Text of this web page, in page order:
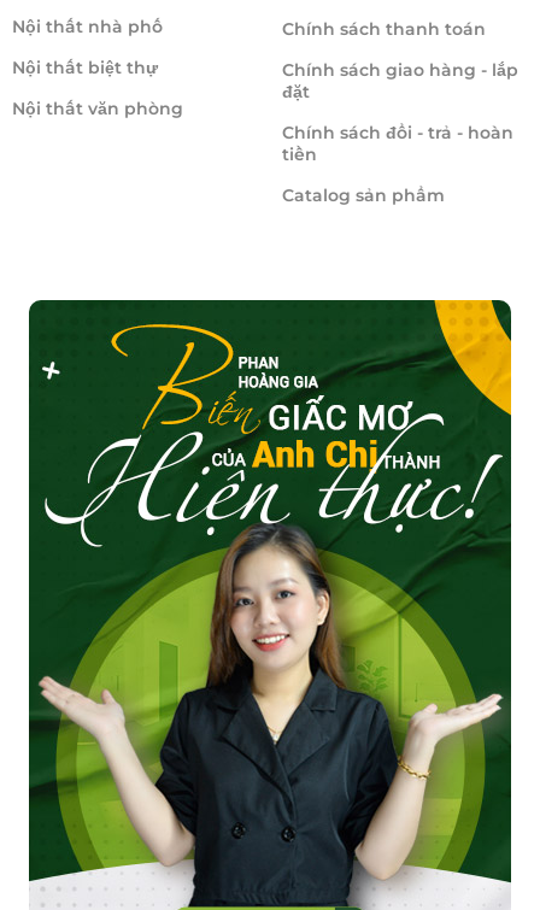
Nội thất nhà phố
Nội thất biệt thự
Nội thất văn phòng
Chính sách thanh toán
Chính sách giao hàng - lắp
đặt
Chính sách đổi - trả - hoàn
tiền
Catalog sản phẩm